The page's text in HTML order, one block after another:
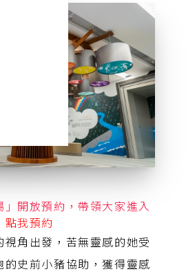
」開放預約，帶領大家進入
點我預約
角出發，苦無靈感的她受
的史前小豬協助，獲得靈感